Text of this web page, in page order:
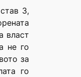
3,
власт
не го
за
го